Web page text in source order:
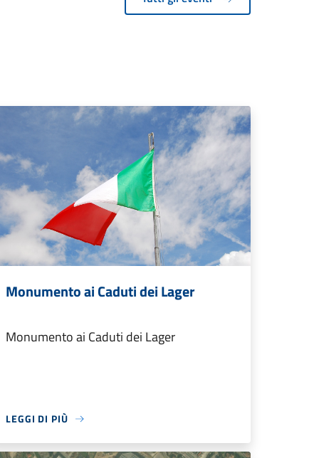
Monumento ai Caduti dei Lager
Monumento ai Caduti dei Lager
LEGGI DI PIÙ